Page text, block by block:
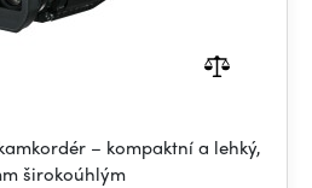
– kompaktní a lehký,
širokoúhlým